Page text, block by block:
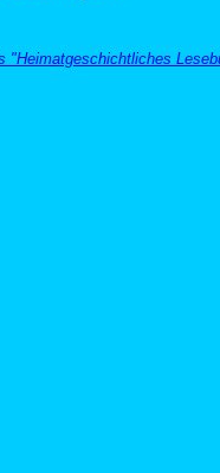
"Heimatgeschichtliches